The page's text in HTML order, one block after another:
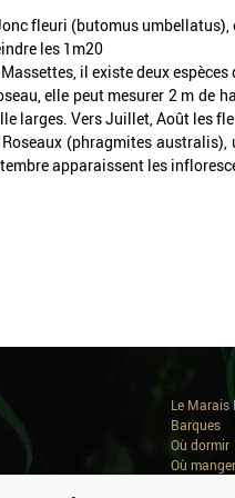
fleuri (butomus umbellatus),
les 1m20
Massettes, il existe deux
elle peut mesurer 2 m de
larges. Vers Juillet, Août les
Roseaux (phragmites
apparaissent les
Le Marais
Barques
Où dormir
Où